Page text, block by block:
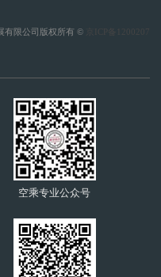
有限公司版权所有 ©
京ICP备1200207
空乘专业公众号